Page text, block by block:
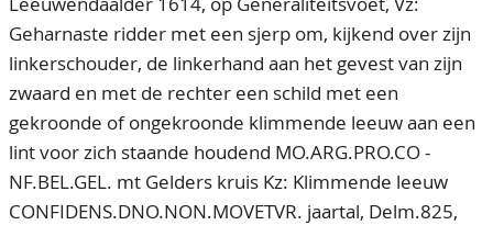
Geharnaste ridder met een sjerp om, kijkend over zijn
linkerschouder, de linkerhand aan het gevest van zijn
zwaard en met de rechter een schild met een
gekroonde of ongekroonde klimmende leeuw aan een
lint voor zich staande houdend MO.ARG.PRO.CO -
NF.BEL.GEL. mt Gelders kruis Kz: Klimmende leeuw
CONFIDENS.DNO.NON.MOVETVR. jaartal, Delm.825,